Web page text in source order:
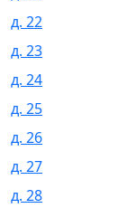
д. 22
д. 23
д. 24
д. 25
д. 26
д. 27
д. 28